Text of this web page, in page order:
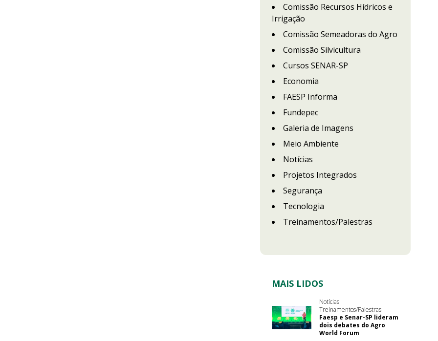
Comissão Recursos Hídricos e
Irrigação
Comissão Semeadoras do Agro
Comissão Silvicultura
Cursos SENAR-SP
Economia
FAESP Informa
Fundepec
Galeria de Imagens
Meio Ambiente
Notícias
Projetos Integrados
Segurança
Tecnologia
Treinamentos/Palestras
MAIS LIDOS
Notícias
Treinamentos/Palestras
Faesp e Senar-SP lideram
dois debates do Agro
World Forum